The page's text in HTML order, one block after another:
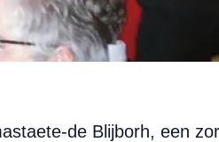
de Blijborh, een